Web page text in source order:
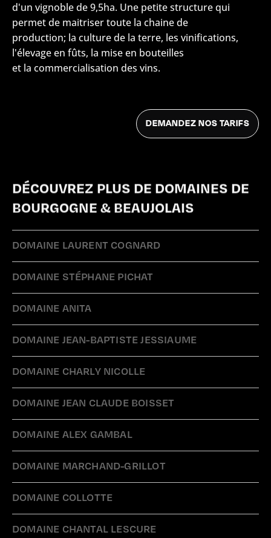
d'un vignoble de 9,5ha. Une petite structure qui
permet de maitriser toute la chaine de
production; la culture de la terre, les vinifications,
l'élevage en fûts, la mise en bouteilles
et la commercialisation des vins.
DÉCOUVREZ PLUS DE DOMAINES DE
BOURGOGNE & BEAUJOLAIS
DOMAINE LAURENT COGNARD
DOMAINE STÉPHANE PICHAT
DOMAINE ANITA
DOMAINE JEAN-BAPTISTE JESSIAUME
DOMAINE CHARLY NICOLLE
DOMAINE JEAN CLAUDE BOISSET
DOMAINE ALEX GAMBAL
DOMAINE MARCHAND-GRILLOT
DOMAINE COLLOTTE
DOMAINE CHANTAL LESCURE